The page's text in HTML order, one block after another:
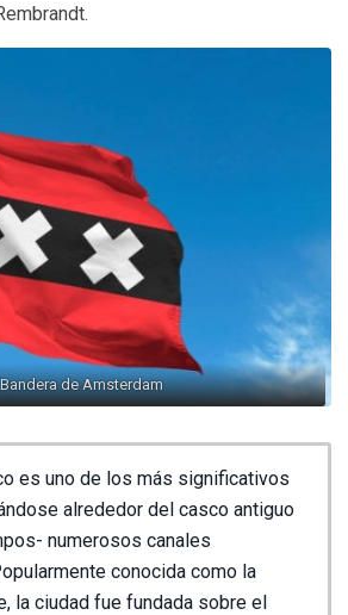
Bandera de Amsterdam
es uno de los más significativos
alrededor del casco antiguo
numerosos canales
conocida como la
la ciudad fue fundada sobre el